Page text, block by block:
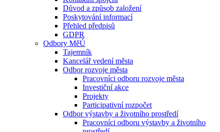
Důvod a způsob založení
Poskytování informací
Přehled předpisů
GDPR
Odbory MěÚ
Tajemník
Kancelář vedení města
Odbor rozvoje města
Pracovníci odboru rozvoje města
Investiční akce
Projekty
Participativní rozpočet
Odbor výstavby a životního prostředí
Pracovníci odboru výstavby a životního